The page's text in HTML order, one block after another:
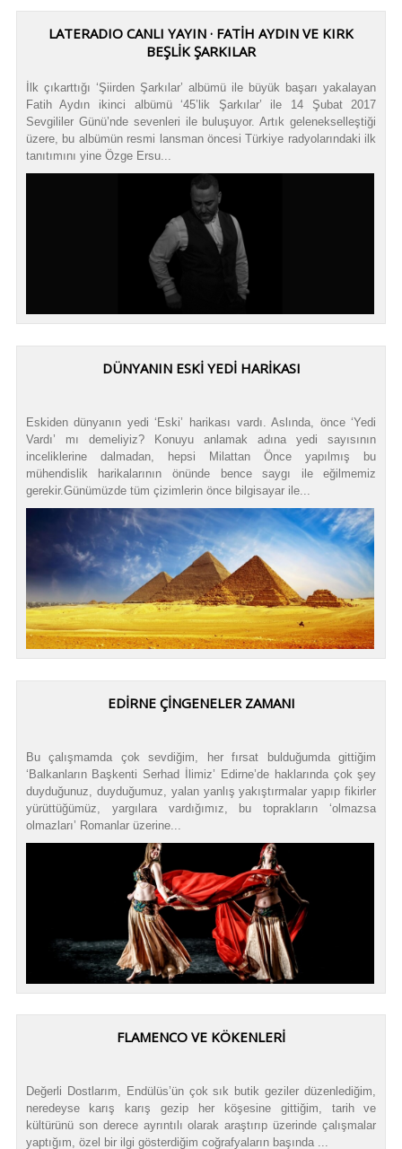
LATERADIO CANLI YAYIN · FATİH AYDIN VE KIRK
BEŞLİK ŞARKILAR
İlk çıkarttığı ‘Şiirden Şarkılar’ albümü ile büyük başarı yakalayan
Fatih Aydın ikinci albümü ‘45’lik Şarkılar’ ile 14 Şubat 2017
Sevgililer Günü’nde sevenleri ile buluşuyor. Artık gelenekselleştiği
üzere, bu albümün resmi lansman öncesi Türkiye radyolarındaki ilk
tanıtımını yine Özge Ersu...
DÜNYANIN ESKİ YEDİ HARİKASI
Eskiden dünyanın yedi ‘Eski’ harikası vardı. Aslında, önce ‘Yedi
Vardı’ mı demeliyiz? Konuyu anlamak adına yedi sayısının
inceliklerine dalmadan, hepsi Milattan Önce yapılmış bu
mühendislik harikalarının önünde bence saygı ile eğilmemiz
gerekir.Günümüzde tüm çizimlerin önce bilgisayar ile...
EDİRNE ÇİNGENELER ZAMANI
Bu çalışmamda çok sevdiğim, her fırsat bulduğumda gittiğim
‘Balkanların Başkenti Serhad İlimiz’ Edirne’de haklarında çok şey
duyduğunuz, duyduğumuz, yalan yanlış yakıştırmalar yapıp fikirler
yürüttüğümüz, yargılara vardığımız, bu toprakların ‘olmazsa
olmazları’ Romanlar üzerine...
FLAMENCO VE KÖKENLERİ
Değerli Dostlarım, Endülüs’ün çok sık butik geziler düzenlediğim,
neredeyse karış karış gezip her köşesine gittiğim, tarih ve
kültürünü son derece ayrıntılı olarak araştırıp üzerinde çalışmalar
yaptığım, özel bir ilgi gösterdiğim coğrafyaların başında ...